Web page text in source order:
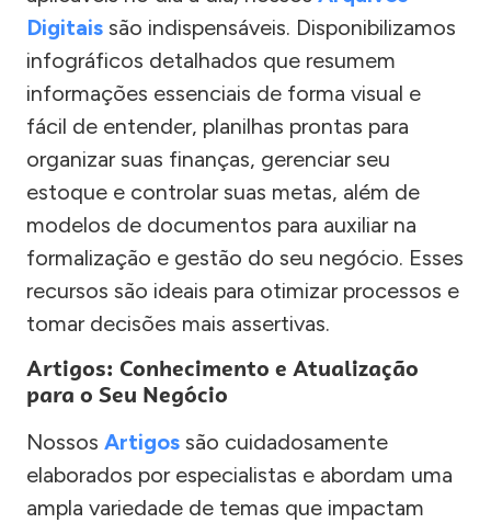
Digitais são indispensáveis. Disponibilizamos
infográficos detalhados que resumem
informações essenciais de forma visual e
fácil de entender, planilhas prontas para
organizar suas finanças, gerenciar seu
estoque e controlar suas metas, além de
modelos de documentos para auxiliar na
formalização e gestão do seu negócio. Esses
recursos são ideais para otimizar processos e
tomar decisões mais assertivas.
Artigos: Conhecimento e Atualização
para o Seu Negócio
Nossos Artigos são cuidadosamente
elaborados por especialistas e abordam uma
ampla variedade de temas que impactam